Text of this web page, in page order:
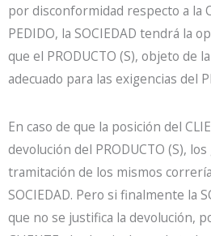
por disconformidad respecto a la
PEDIDO, la SOCIEDAD tendrá la
que el PRODUCTO (S), objeto de
adecuado para las exigencias del
En caso de que la posición del
devolución del PRODUCTO (S),
tramitación de los mismos
SOCIEDAD. Pero si finalmente la
que no se justifica la devolución,